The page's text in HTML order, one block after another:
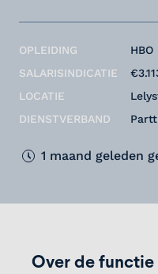
OPLEIDING
SALARISINDICATIE
LOCATIE
DIENSTVERBAND
HBO
1 maand geleden
Over de functie